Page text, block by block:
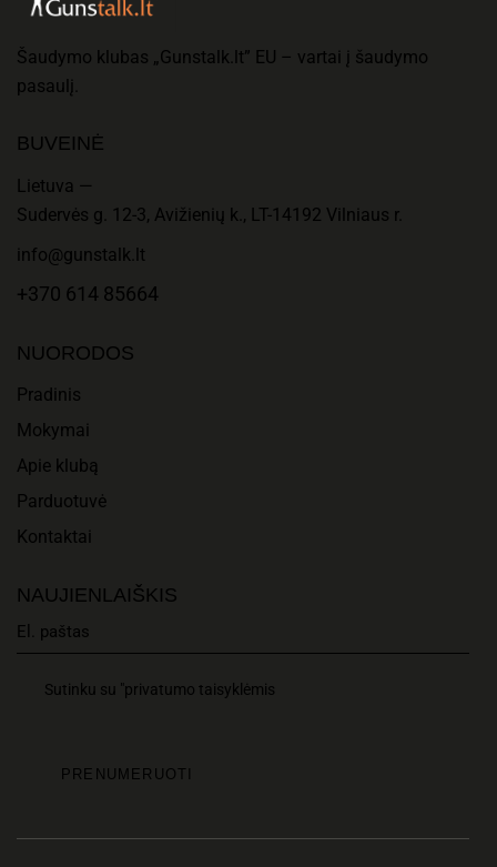
Šaudymo klubas „Gunstalk.lt” EU – vartai į šaudymo
pasaulį.
BUVEINĖ
Lietuva —
Sudervės g. 12-3, Avižienių k., LT-14192 Vilniaus r.
info@gunstalk.lt
+370 614 85664
NUORODOS
Pradinis
Mokymai
Apie klubą
Parduotuvė
Kontaktai
NAUJIENLAIŠKIS
Sutinku su "privatumo taisyklėmis